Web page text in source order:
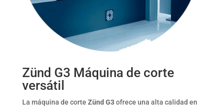
Zünd G3 Máquina de corte
versátil
La máquina de corte Zünd G3ofrece una alta calidad en